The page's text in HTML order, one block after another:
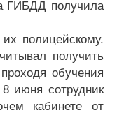
ГИБДД получила
полицейскому.
получить
обучения
июня сотрудник
кабинете от